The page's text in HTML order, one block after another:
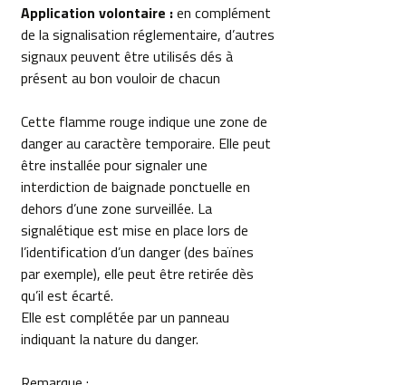
Application volontaire :en complément
de la signalisation réglementaire, d’autres
signaux peuvent être utilisés dés à
présent au bon vouloir de chacun
Cette flamme rouge indique une zone de
danger au caractère temporaire. Elle peut
être installée pour signaler une
interdiction de baignade ponctuelle en
dehors d’une zone surveillée. La
signalétique est mise en place lors de
l’identification d’un danger (des baïnes
par exemple), elle peut être retirée dès
qu’il est écarté.
Elle est complétée par un panneau
indiquant la nature du danger.